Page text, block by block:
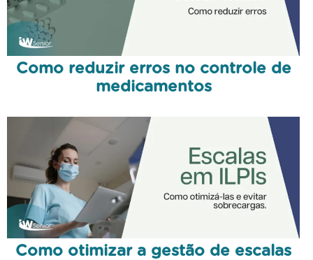
Como reduzir erros no controle de
medicamentos
Como otimizar a gestão de escalas